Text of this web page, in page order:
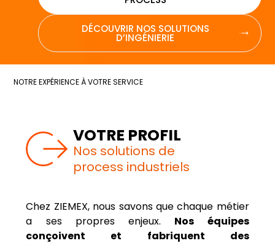
DÉCOUVRIR NOS SOLUTIONS
D’INGÉNIERIE
NOTRE EXPÉRIENCE À VOTRE SERVICE
VOTRE PROFIL
Nos solutions de
process industriels
Chez ZIEMEX, nous savons que chaque métier
a ses propres enjeux. Nos équipes
conçoivent et fabriquent des